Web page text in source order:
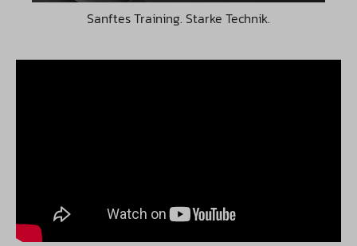
Sanftes Training. Starke Technik.